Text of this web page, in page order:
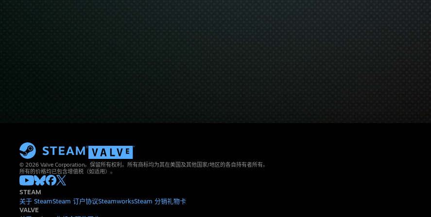
© 2026 Valve Corporation。保留所有权利。所有商标均为其在美国及其他国家/地区的各自持有者所有。
所有的价格均已包含增值税（如适用）。
STEAM
关于 SteamSteam 订户协议SteamworksSteam 分销礼物卡
VALVE